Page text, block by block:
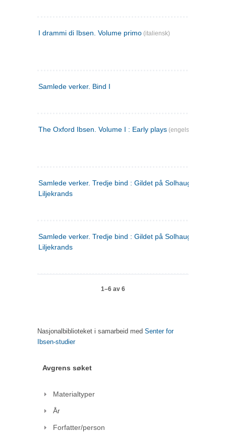
I drammi di Ibsen. Volume primo (italiensk)
Samlede verker. Bind I
The Oxford Ibsen. Volume I : Early plays (engelsk)
Samlede verker. Tredje bind : Gildet på Solhaug ; Olaf
Liljekrands
Samlede verker. Tredje bind : Gildet på Solhaug ; Olaf
Liljekrands
1–6 av 6
Nasjonalbiblioteket i samarbeid med Senter for
Ibsen-studier
Avgrens søket
Materialtyper
År
Forfatter/person